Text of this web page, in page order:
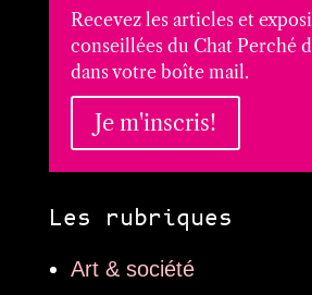
Recevez les articles et
conseillées du Chat Perché
dans votre boîte mail.
Je m'inscris!
Les rubriques
Art & société